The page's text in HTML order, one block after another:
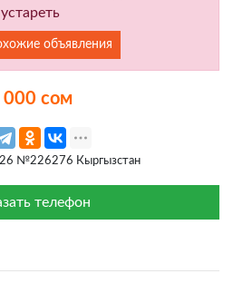
устареть
объявления
000 сом
№226276 Кыргызстан
телефон